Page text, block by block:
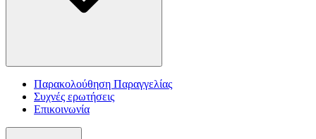
Παρακολούθηση Παραγγελίας
Συχνές ερωτήσεις
Επικοινωνία